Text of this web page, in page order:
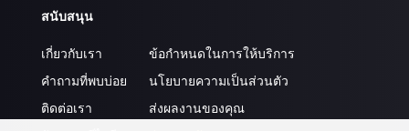
สนับสนุน
เกี่ยวกับเรา
คำถามที่พบบ่อย
ติดต่อเรา
ข้อกำหนดในการให้บริการ
นโยบายความเป็นส่วนตัว
ส่งผลงานของคุณ